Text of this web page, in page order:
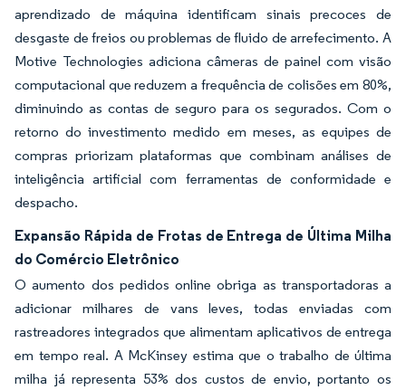
aprendizado de máquina identificam sinais precoces de
desgaste de freios ou problemas de fluido de arrefecimento. A
Motive Technologies adiciona câmeras de painel com visão
computacional que reduzem a frequência de colisões em 80%,
diminuindo as contas de seguro para os segurados. Com o
retorno do investimento medido em meses, as equipes de
compras priorizam plataformas que combinam análises de
inteligência artificial com ferramentas de conformidade e
despacho.
Expansão Rápida de Frotas de Entrega de Última Milha
do Comércio Eletrônico
O aumento dos pedidos online obriga as transportadoras a
adicionar milhares de vans leves, todas enviadas com
rastreadores integrados que alimentam aplicativos de entrega
em tempo real. A McKinsey estima que o trabalho de última
milha já representa 53% dos custos de envio, portanto os